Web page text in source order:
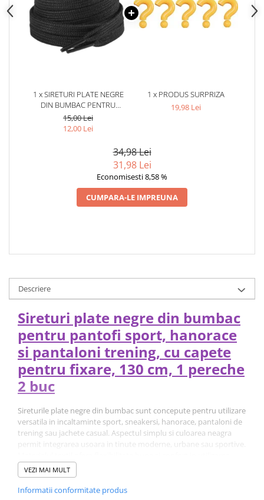
1 x SIRETURI PLATE NEGRE
DIN BUMBAC PENTRU
PANTOFI SPORT, HANORACE
SI PANTALONI TRENING, CU
CM, 1 PERECHE 2 BUC
15,00 Lei
12,00 Lei
1 x PRODUS SURPRIZA
19,98 Lei
34,98 Lei
31,98 Lei
Economisesti 8,58 %
CUMPARA-LE IMPREUNA
Descriere
Sireturi plate negre din bumbac
pentru pantofi sport, hanorace
si pantaloni trening, cu capete
pentru fixare, 130 cm, 1 pereche
2 buc
Sireturile plate negre din bumbac sunt concepute pentru utilizare
versatila in incaltaminte sport, sneakersi, hanorace, pantaloni de
trening sau jachete casual. Aspectul simplu si culoarea neagra
permit integrarea usoara in tinute moderne, urbane sau sportive.
zilnica. Forma plata contribuie la fixarea eficienta in pantofi sau in
articole vestimentare prevazute cu snur, mentinand un aspect
ordonat si practic.
VEZI MAI MULT
Informatii conformitate produs